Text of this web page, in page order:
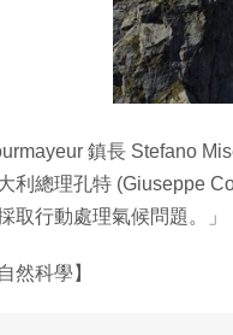
鎮長 Stefano
利總理孔特 (Giuseppe
取行動處理氣候問題。」
然科學】